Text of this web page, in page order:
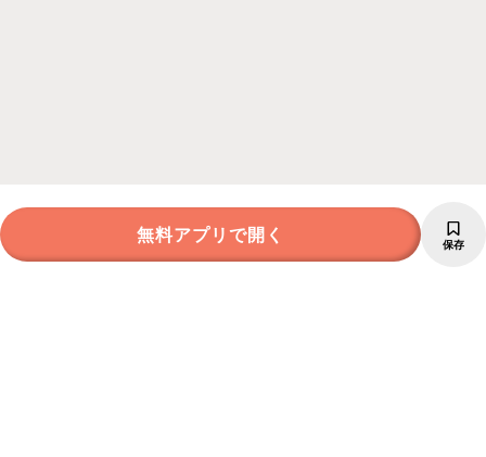
無料アプリで開く 保存